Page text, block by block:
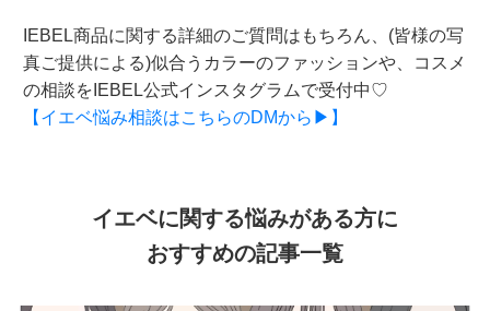
IEBEL商品に関する詳細のご質問はもちろん、(皆様の写
真ご提供による)似合うカラーのファッションや、コスメ
の相談をIEBEL公式インスタグラムで受付中♡
【イエベ悩み相談はこちらのDMから▶】
イエベに関する悩みがある方に
おすすめの記事一覧